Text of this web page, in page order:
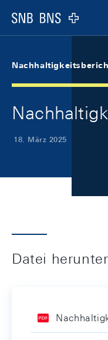
Logo
18. März 2025
Datei